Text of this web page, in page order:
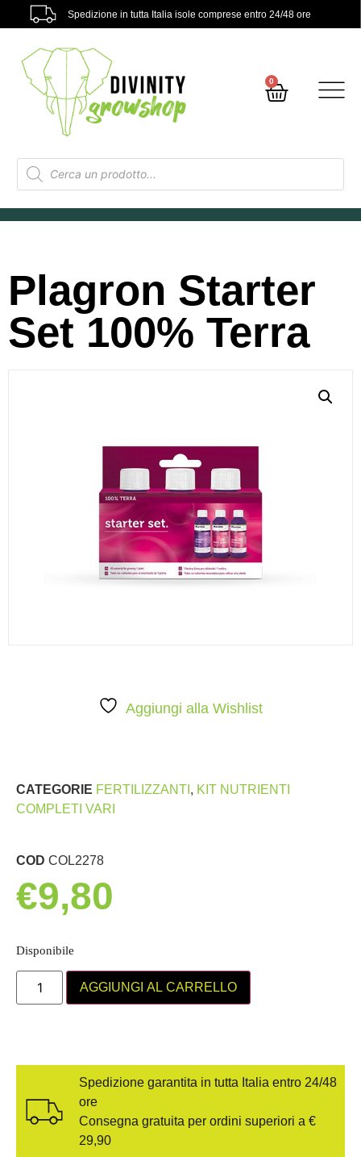
Spedizione in tutta Italia isole comprese entro 24/48 ore
0
Plagron Starter
Set 100% Terra
Aggiungi alla Wishlist
CATEGORIE FERTILIZZANTI , KIT NUTRIENTI
COMPLETI VARI
COD COL2278
€9,80
Disponibile
AGGIUNGI AL CARRELLO
Spedizione garantita in tutta Italia entro 24/48
ore
Consegna gratuita per ordini superiori a €
29,90